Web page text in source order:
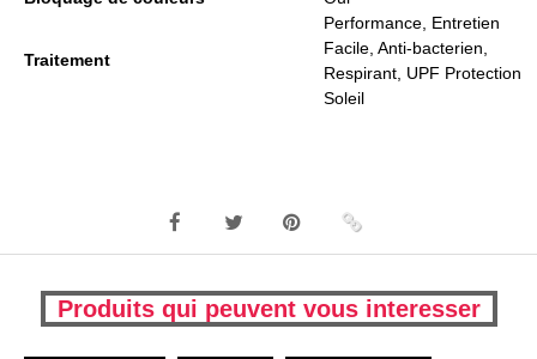
Traitement
Performance, Entretien
Facile, Anti-bacterien,
Respirant, UPF Protection
Soleil
Produits qui peuvent vous interesser